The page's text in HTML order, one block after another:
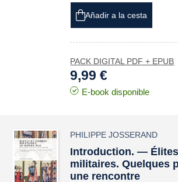
Añadir a la cesta
PACK DIGITAL PDF + EPUB
9,99 €
E-book disponible
PHILIPPE JOSSERAND
Introduction. —
militaires. Quelques
une rencontre